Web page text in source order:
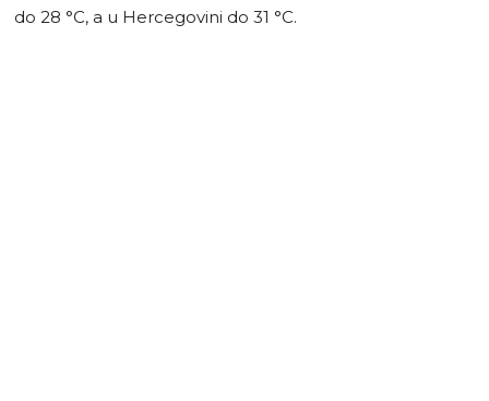
do 28 °C, a u Hercegovini do 31 °C.